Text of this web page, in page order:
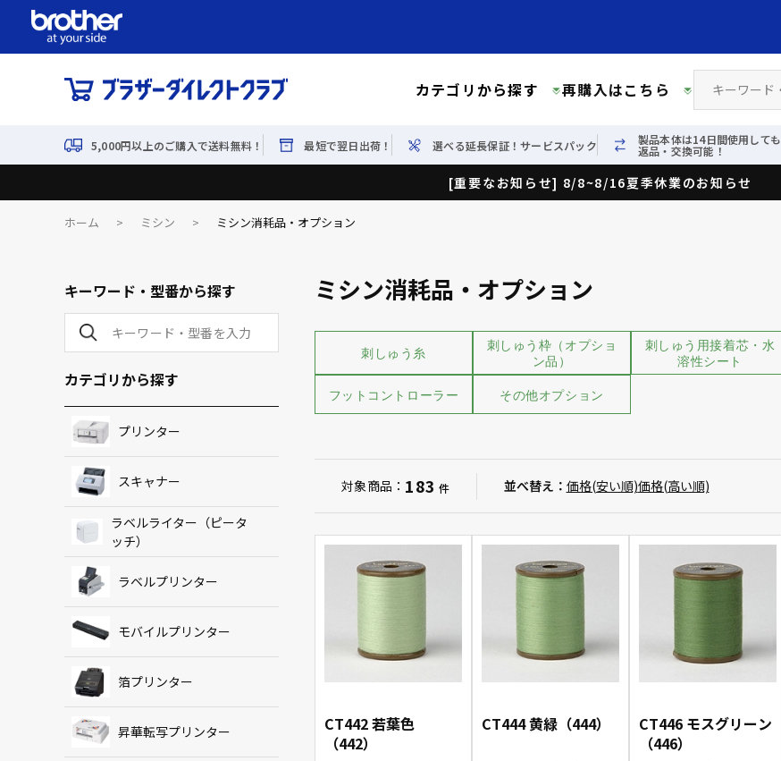
カテゴリから探す 再購入はこちら
5,000円以上のご購入で送料無料！ 最短で翌日出荷！ 選べる延長保証！サービスパック 製品本体は14日間使用しても
返品・交換可能！
[重要なお知らせ] 8/8~8/16夏季休業のお知らせ
ホーム > ミシン > ミシン消耗品・オプション
キーワード・型番から探す
カテゴリから探す
プリンター
スキャナー
ラベルライター（ピータ
ッチ）
ラベルプリンター
モバイルプリンター
箔プリンター
昇華転写プリンター
ミシン消耗品・オプション
刺しゅう糸
刺しゅう枠（オプショ
ン品）
刺しゅう用接着芯・水
溶性シート
フットコントローラー その他オプション
対象商品： 183 件 並べ替え： 価格(安い順)価格(高い順)
CT442 若葉色
（442）
CT444 黄緑（444）
CT446 モスグリーン
（446）